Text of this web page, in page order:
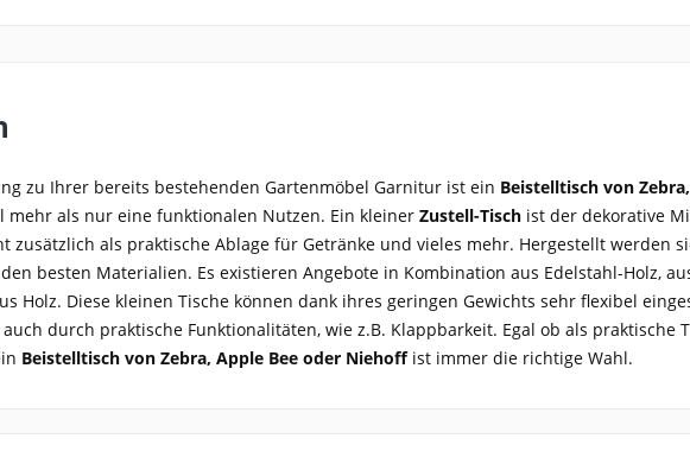
zu Ihrer bereits bestehenden Gartenmöbel Garnitur ist ein Beistelltisch von
mehr als nur eine funktionalen Nutzen. Ein kleiner Zustell-Tisch ist der dekorative
zusätzlich als praktische Ablage für Getränke und vieles mehr. Hergestellt werden
besten Materialien. Es existieren Angebote in Kombination aus Edelstahl-Holz,
Holz. Diese kleinen Tische können dank ihres geringen Gewichts sehr flexibel
durch praktische Funktionalitäten, wie z.B. Klappbarkeit. Egal ob als praktische
Beistelltisch von Zebra, Apple Bee oder Niehoffist immer die richtige Wahl.